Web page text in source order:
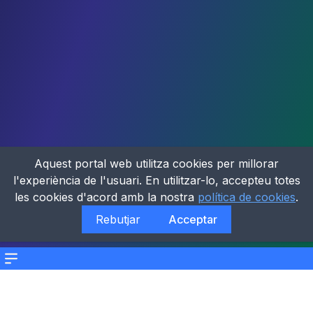
Menu
Aquest portal web utilitza cookies per millorar
l'experiència de l'usuari. En utilitzar-lo, accepteu totes
les cookies d'acord amb la nostra política de cookies.
Rebutjar
Acceptar